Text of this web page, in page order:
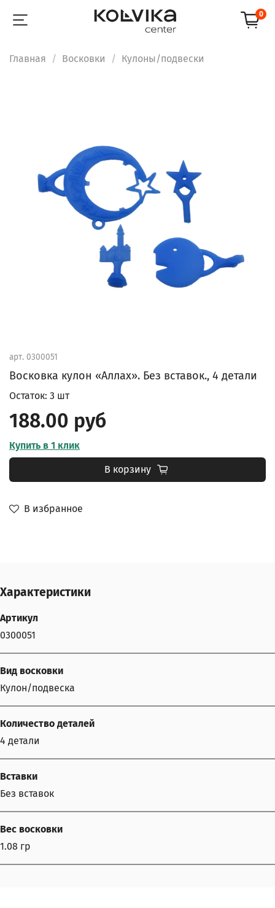
0
Главная Восковки Кулоны/подвески
арт. 0300051
Восковка кулон «Аллах». Без вставок., 4 детали
В избранное
Остаток: 3 шт
188.00 руб
Купить в 1 клик
В корзину
Характеристики
Артикул
0300051
Вид восковки
Кулон/подвеска
Количество деталей
4 детали
Вставки
Без вставок
Вес восковки
1.08 гр